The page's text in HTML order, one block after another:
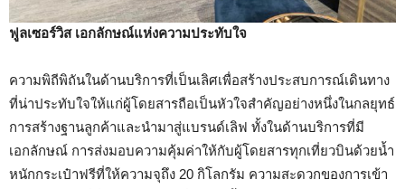
ฟูลเซอร์วิส เอกลักษณ์แห่งความประทับใจ
ความพิถีพิถันในด้านบริการที่เป็นเลิศเพื่อสร้างประสบการณ์เดินทาง
ที่น่าประทับใจให้แก่ผู้โดยสารถือเป็นหัวใจสำคัญอย่างหนึ่งในกลยุทธ์
การสร้างฐานลูกค้าและนำมาสู่แบรนด์เลิฟ ทั้งในด้านบริการที่มี
เอกลักษณ์ การส่งมอบความคุ้มค่าให้กับผู้โดยสารทุกเที่ยวบินด้วยน้ำ
หนักกระเป๋าฟรีที่ให้ความจุถึง 20 กิโลกรัม ความสะดวกของการเข้า